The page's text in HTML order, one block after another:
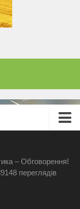
– Обговорення!
переглядів